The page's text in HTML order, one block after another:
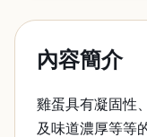
內容簡介
雞蛋具有凝固性
及味道濃厚等等